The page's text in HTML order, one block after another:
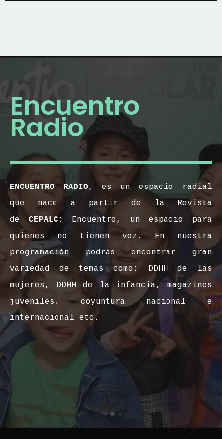
Encuentro
Radio
ENCUENTRO RADIO, es un espacio radial
que nace a partir de la Revista
de CEPALC : Encuentro, un espacio para
quienes no tienen voz. En nuestra
programación podrás encontrar gran
variedad de temas como: DDHH de las
mujeres, DDHH de la infancia, magazines
juveniles, coyuntura nacional e
internacional etc.